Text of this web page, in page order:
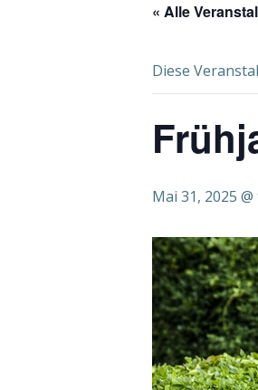
« Alle
Diese
Mai 31, 2025 @